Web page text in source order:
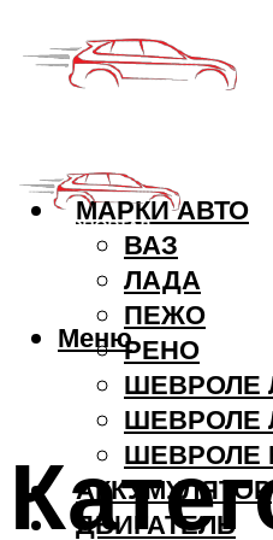
МАРКИ АВТО
ВАЗ
ЛАДА
ПЕЖО
РЕНО
ШЕВРОЛЕ
ШЕВРОЛЕ
ШЕВРОЛЕ
АККУМУЛЯТОР
ДВИГАТЕЛЬ
Меню